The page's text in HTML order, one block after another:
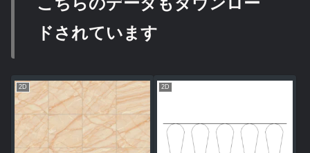
ドされています
2D 2D